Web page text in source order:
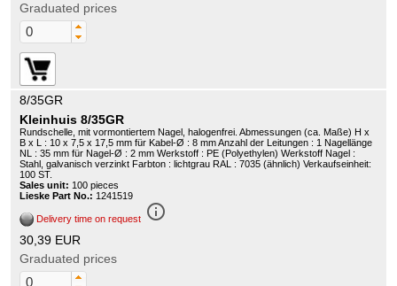
Graduated prices
8/35GR
Kleinhuis 8/35GR
Rundschelle, mit vormontiertem Nagel, halogenfrei. Abmessungen (ca. Maße) H x
B x L : 10 x 7,5 x 17,5 mm für Kabel-Ø : 8 mm Anzahl der Leitungen : 1 Nagellänge
NL : 35 mm für Nagel-Ø : 2 mm Werkstoff : PE (Polyethylen) Werkstoff Nagel :
Stahl, galvanisch verzinkt Farbton : lichtgrau RAL : 7035 (ähnlich) Verkaufseinheit:
100 ST.
Sales unit: 100 pieces
Lieske Part No.: 1241519
Delivery time on request info_outline
30,39 EUR
Graduated prices